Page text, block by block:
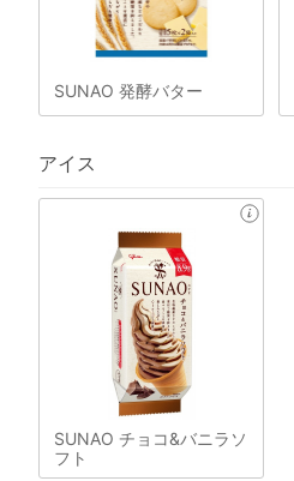
SUNAO 発酵バター
アイス
SUNAO チョコ&バニラソ
フト